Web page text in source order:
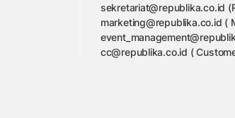
sekretariat@republika.co.id
marketing@republika.co.id (
cc@republika.co.id (